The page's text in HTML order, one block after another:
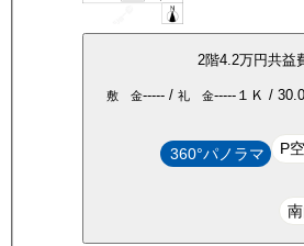
2階4.2万円共益
敷 金----- /礼 金----- １Ｋ /
360°パノラマ P